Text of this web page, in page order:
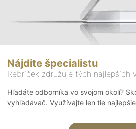
Nájdite špecialistu
Rebríček združuje tých najlepších
Hľadáte odborníka vo svojom okolí?
vyhľadávač. Využívajte len tie